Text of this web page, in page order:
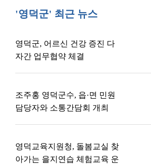
'영덕군' 최근 뉴스
영덕군, 어르신 건강 증진 다
자간 업무협약 체결
조주홍 영덕군수, 읍·면 민원
담당자와 소통간담회 개최
영덕교육지원청, 돌봄교실 찾
아가는 을지연습 체험교육 운